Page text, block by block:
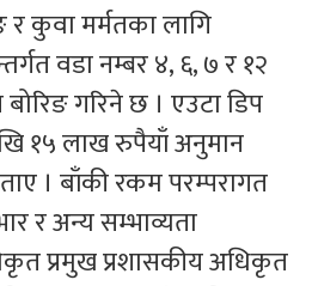
कुवा मर्मतका लागि
वडा नम्बर ४, ६, ७ र १२
बोरिङ गरिने छ । एउटा डिप
१५ लाख रुपैयाँ अनुमान
। बाँकी रकम परम्परागत
र अन्य सम्भाव्यता
प्रमुख प्रशासकीय अधिकृत